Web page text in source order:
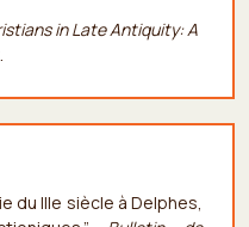
in Late Antiquity: A
du IIIe siècle à Delphes,